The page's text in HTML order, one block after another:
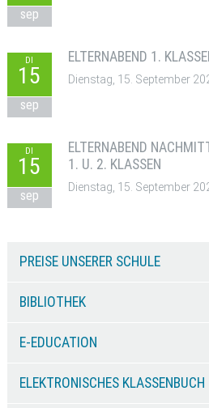
sep
DI
15
sep
ELTERNABEND 1.
Dienstag, 15. September
DI
15
sep
ELTERNABEND
1. U. 2. KLASSEN
Dienstag, 15. September
PREISE UNSERER SCHULE
BIBLIOTHEK
E-EDUCATION
ELEKTRONISCHES KLASSENBUCH